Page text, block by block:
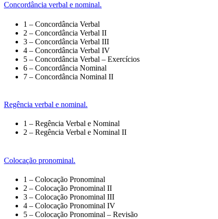
Concordância verbal e nominal.
1 – Concordância Verbal
2 – Concordância Verbal II
3 – Concordância Verbal III
4 – Concordância Verbal IV
5 – Concordância Verbal – Exercícios
6 – Concordância Nominal
7 – Concordância Nominal II
Regência verbal e nominal.
1 – Regência Verbal e Nominal
2 – Regência Verbal e Nominal II
Colocação pronominal.
1 – Colocação Pronominal
2 – Colocação Pronominal II
3 – Colocação Pronominal III
4 – Colocação Pronominal IV
5 – Colocação Pronominal – Revisão